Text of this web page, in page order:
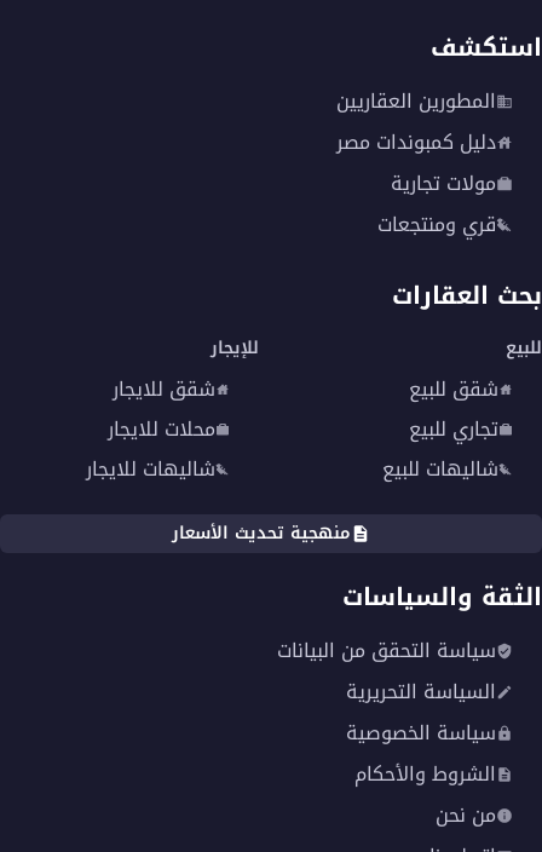
استكشف
المطورين العقاريين
دليل كمبوندات مصر
مولات تجارية
قري ومنتجعات
بحث العقارات
للبيع
شقق للبيع
تجاري للبيع
شاليهات للبيع
للإيجار
شقق للايجار
محلات للايجار
شاليهات للايجار
منهجية تحديث الأسعار
الثقة والسياسات
سياسة التحقق من البيانات
السياسة التحريرية
سياسة الخصوصية
الشروط والأحكام
من نحن